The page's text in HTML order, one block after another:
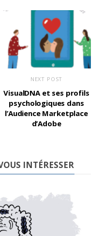
NEXT POST
VisualDNA et ses profils
psychologiques dans
l’Audience Marketplace
d’Adobe
INTÉRESSER